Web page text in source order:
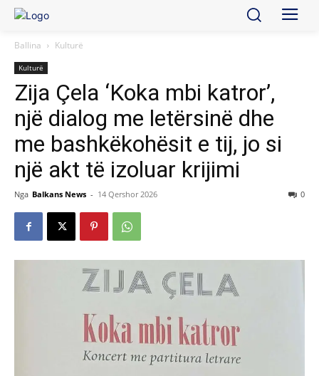
Ballina Kulturë
Kulturë
Zija Çela ‘Koka mbi katror’,
një dialog me letërsinë dhe
me bashkëkohësit e tij, jo si
një akt të izoluar krijimi
Nga Balkans News - 14 Qershor 2026 0